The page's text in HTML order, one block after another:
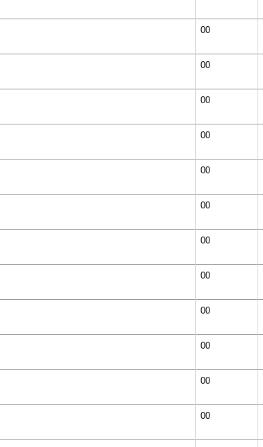
00
00
00
00
00
00
00
00
00
00
00
00